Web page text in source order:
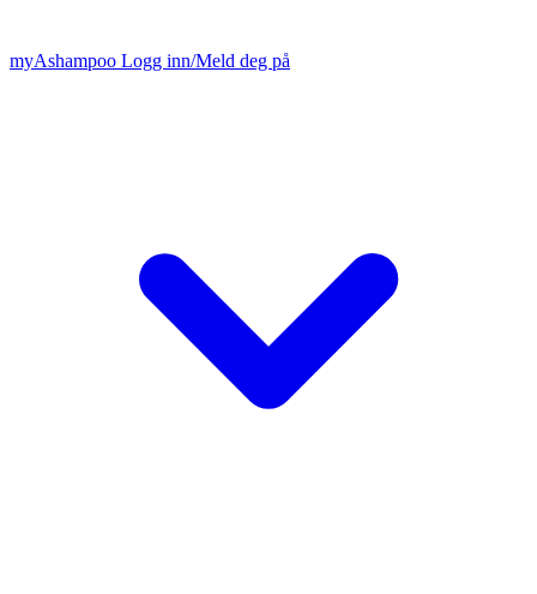
myAshampoo Logg inn/Meld deg på